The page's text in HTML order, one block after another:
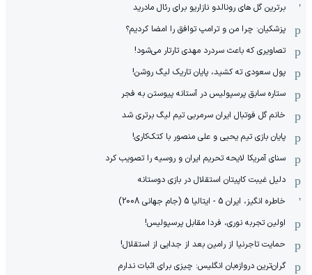
برترین گل های رونالدو نازاریو برای رئال مادرید
پزشکیان: چرا من و ترامپ توافق را امضا کردیم؟
تصاویری که باعث سردرد مهدی تارتار می‌شود!
پول سعودی ته کشید، پایان تاریک لیگ روشن!
ستاره سابق پرسپولیس در آستانه پیوستن به فجر
خانم گل فوتبال ایران سرمربی تیم لیگ برتری شد
پایان بازی تیم یحیی و علی منصور با کتک‌کاری!
سنای آمریکا لایحه تحریم ایران و روسیه را تصویب کرد
دلیل غیبت کاپیتان استقلال در بازی دوستانه
خاطره انگیز، ایران 5 - ایتالیا 5 (جام جهانی 2008)
اولین تجربه نوری، فردا مقابل پرسپولیس!
حمایت تاجرنیا از رامین بعد از جدایی از استقلال!
گران‌ترین دروازه‌بان انگلیس: چیزی برای اثبات ندارم